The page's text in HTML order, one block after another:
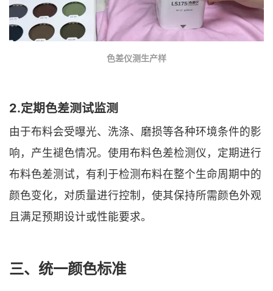
色差仪测生产样
2.定期色差测试监测
由于布料会受曝光、洗涤、磨损等各种环境条件的影
响，产生褪色情况。使用布料色差检测仪，定期进行
布料色差测试，有利于检测布料在整个生命周期中的
颜色变化，对质量进行控制，使其保持所需颜色外观
且满足预期设计或性能要求。
三、统一颜色标准